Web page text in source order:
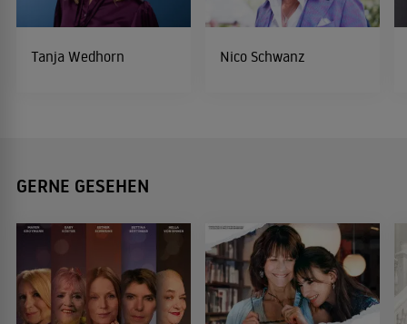
Tanja Wedhorn Nico Schwanz
GERNE GESEHEN